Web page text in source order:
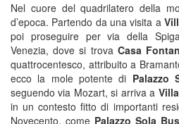
Nel cuore del quadrilatero della
d’epoca. Partendo da una visita a
poi proseguire per via della
Venezia, dove si trova Casa
quattrocentesco, attribuito a
ecco la mole potente di Palazzo
seguendo via Mozart, si arriva a
in un contesto fitto di importanti
Novecento, come Palazzo Sola